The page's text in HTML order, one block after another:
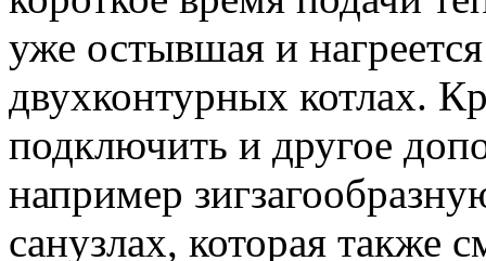
уже остывшая и
двухконтурных котлах.
подключить и другое
например
санузлах, которая также